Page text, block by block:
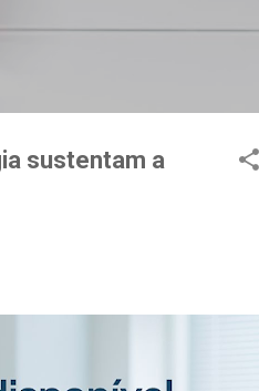
sustentam a